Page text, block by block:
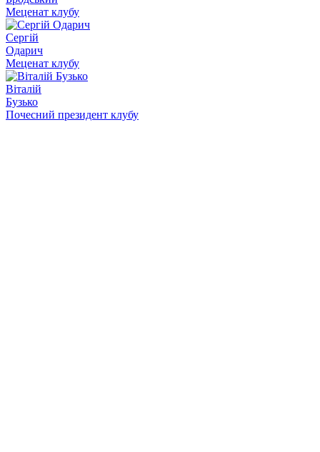
Меценат клубу
Сергій
Одарич
Меценат клубу
Віталій
Бузько
Почесний президент клубу